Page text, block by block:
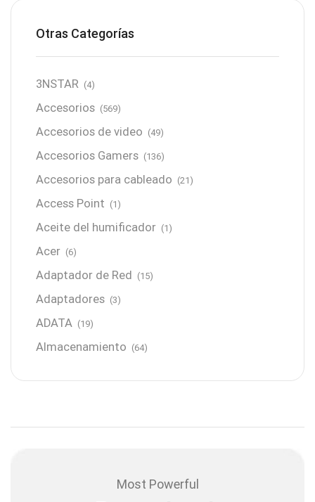
Otras Categorías
3NSTAR (4)
Accesorios (569)
Accesorios de video (49)
Accesorios Gamers (136)
Accesorios para cableado (21)
Access Point (1)
Aceite del humificador (1)
Acer (6)
Adaptador de Red (15)
Adaptadores (3)
ADATA (19)
Almacenamiento (64)
Most Powerful